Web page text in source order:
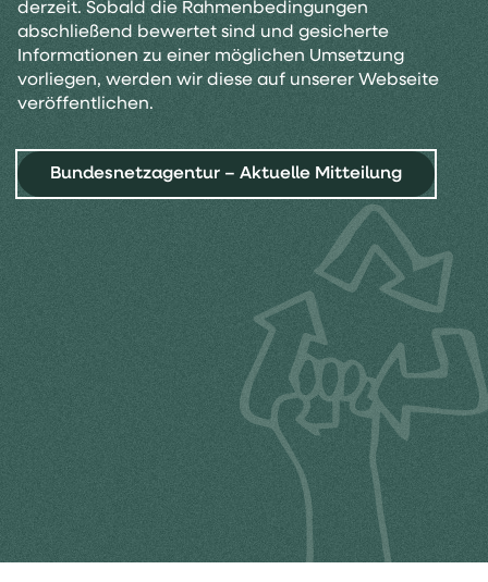
derzeit. Sobald die Rahmenbedingungen
abschließend bewertet sind und gesicherte
Informationen zu einer möglichen Umsetzung
vorliegen, werden wir diese auf unserer Webseite
veröffentlichen.
Bundesnetzagentur – Aktuelle Mitteilung